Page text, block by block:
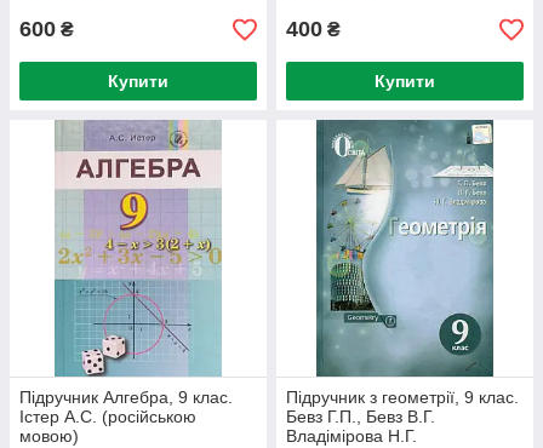
600 ₴
Купити
400 ₴
Купити
Підручник Алгебра, 9 клас.
Істер А.С. (російською
мовою)
Підручник з геометрії, 9 клас.
Бевз Г.П., Бевз В.Г.
Владімірова Н.Г.